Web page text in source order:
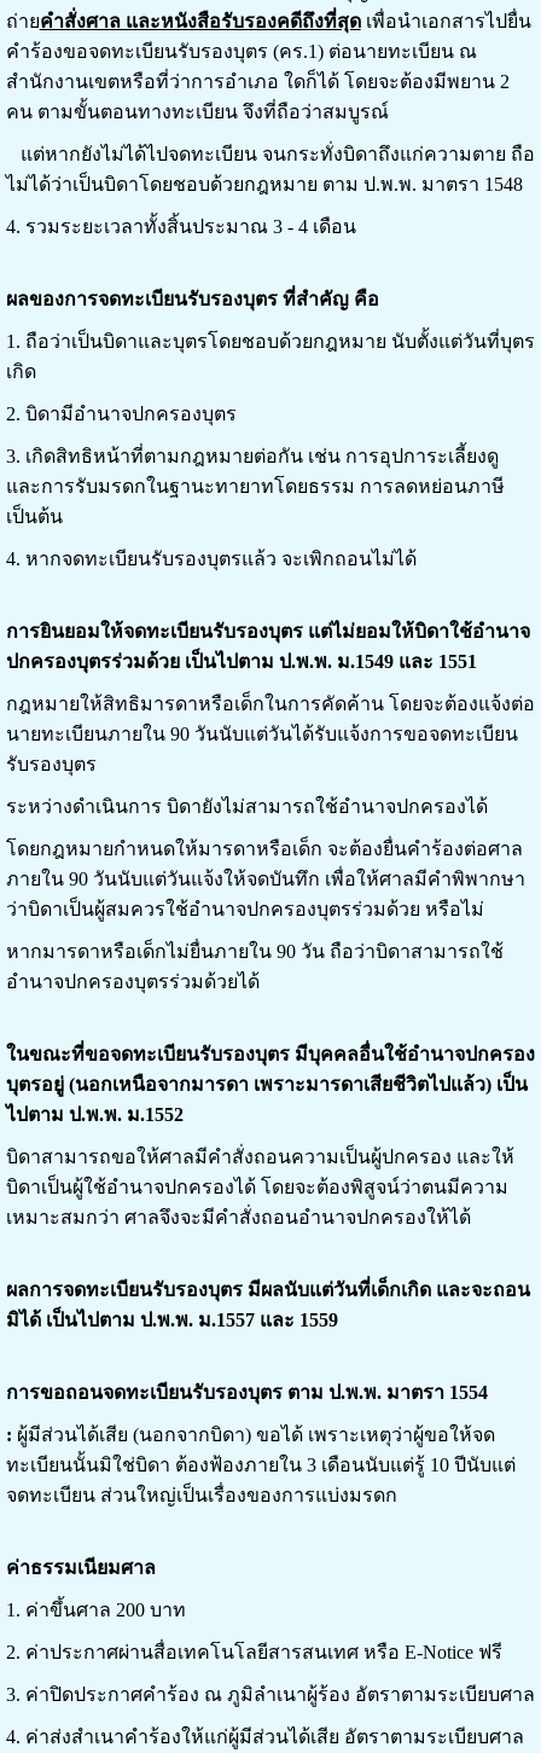
ถ่ายคำสั่งศาล และหนังสือรับรองคดีถึงที่สุดเพื่อนำเอกสารไปยื่น
คำร้องขอจดทะเบียนรับรองบุตร (คร.1) ต่อนายทะเบียน ณ
สำนักงานเขตหรือที่ว่าการอำเภอ ใดก็ได้ โดยจะต้องมีพยาน 2
คน ตามขั้นตอนทางทะเบียน จึงที่ถือว่าสมบูรณ์
แต่หากยังไม่ได้ไปจดทะเบียน จนกระทั่งบิดาถึงแก่ความตาย ถือ
ไม่ได้ว่าเป็นบิดาโดยชอบด้วยกฎหมาย ตาม ป.พ.พ. มาตรา 1548
4. รวมระยะเวลาทั้งสิ้นประมาณ 3 - 4 เดือน
ผลของการจดทะเบียนรับรองบุตร ที่สำคัญ คือ
1. ถือว่าเป็นบิดาและบุตรโดยชอบด้วยกฎหมาย นับตั้งแต่วันที่บุตร
เกิด
2. บิดามีอำนาจปกครองบุตร
3. เกิดสิทธิหน้าที่ตามกฎหมายต่อกัน เช่น การอุปการะเลี้ยงดู
และการรับมรดกในฐานะทายาทโดยธรรม การลดหย่อนภาษี
เป็นต้น
4. หากจดทะเบียนรับรองบุตรแล้ว จะเพิกถอนไม่ได้
การยินยอมให้จดทะเบียนรับรองบุตร แต่ไม่ยอมให้บิดาใช้อำนาจ
ปกครองบุตรร่วมด้วย เป็นไปตาม ป.พ.พ. ม.1549 และ 1551
กฎหมายให้สิทธิมารดาหรือเด็กในการคัดค้าน โดยจะต้องแจ้งต่อ
นายทะเบียนภายใน 90 วันนับแต่วันได้รับแจ้งการขอจดทะเบียน
รับรองบุตร
ระหว่างดำเนินการ บิดายังไม่สามารถใช้อำนาจปกครองได้
โดยกฎหมายกำหนดให้มารดาหรือเด็ก จะต้องยื่นคำร้องต่อศาล
ภายใน 90 วันนับแต่วันแจ้งให้จดบันทึก เพื่อให้ศาลมีคำพิพากษา
ว่าบิดาเป็นผู้สมควรใช้อำนาจปกครองบุตรร่วมด้วย หรือไม่
หากมารดาหรือเด็กไม่ยื่นภายใน 90 วัน ถือว่าบิดาสามารถใช้
อำนาจปกครองบุตรร่วมด้วยได้
ในขณะที่ขอจดทะเบียนรับรองบุตร มีบุคคลอื่นใช้อำนาจปกครอง
บุตรอยู่ (นอกเหนือจากมารดา เพราะมารดาเสียชีวิตไปแล้ว) เป็น
ไปตาม ป.พ.พ. ม.1552
บิดาสามารถขอให้ศาลมีคำสั่งถอนความเป็นผู้ปกครอง และให้
บิดาเป็นผู้ใช้อำนาจปกครองได้ โดยจะต้องพิสูจน์ว่าตนมีความ
เหมาะสมกว่า ศาลจึงจะมีคำสั่งถอนอำนาจปกครองให้ได้
ผลการจดทะเบียนรับรองบุตร มีผลนับแต่วันที่เด็กเกิด และจะถอน
มิได้ เป็นไปตาม ป.พ.พ. ม.1557 และ 1559
การขอถอนจดทะเบียนรับรองบุตร ตาม ป.พ.พ. มาตรา 1554
: ผู้มีส่วนได้เสีย (นอกจากบิดา) ขอได้ เพราะเหตุว่าผู้ขอให้จด
ทะเบียนนั้นมิใช่บิดา ต้องฟ้องภายใน 3 เดือนนับแต่รู้ 10 ปีนับแต่
จดทะเบียน ส่วนใหญ่เป็นเรื่องของการแบ่งมรดก
ค่าธรรมเนียมศาล
1. ค่าขึ้นศาล 200 บาท
2. ค่าประกาศผ่านสื่อเทคโนโลยีสารสนเทศ หรือ E-Notice ฟรี
3. ค่าปิดประกาศคำร้อง ณ ภูมิลำเนาผู้ร้อง อัตราตามระเบียบศาล
4. ค่าส่งสำเนาคำร้องให้แก่ผู้มีส่วนได้เสีย อัตราตามระเบียบศาล